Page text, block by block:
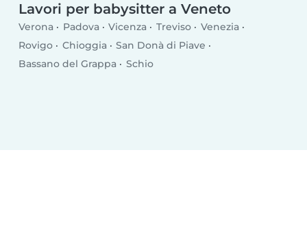
Lavori per babysitter a Veneto
Verona Padova Vicenza Treviso
Venezia
Rovigo
Chioggia
San Donà di Piave
Bassano del Grappa
Schio